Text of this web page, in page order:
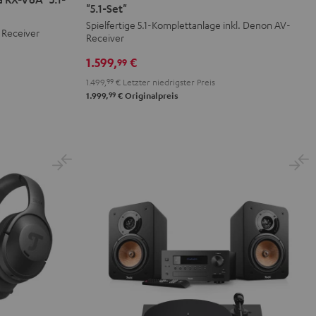
Surround
+
DENON
X2800H
"5.1-
Surround
+
DENON
X2800H
"5.1-
"5.1-Set"
Spielfertige 5.1-Komplettanlage inkl. Denon AV-
Receiver
1.599,99 €
1.499, 99 € Letzter niedrigster Preis
1.999,99 € Originalpreis